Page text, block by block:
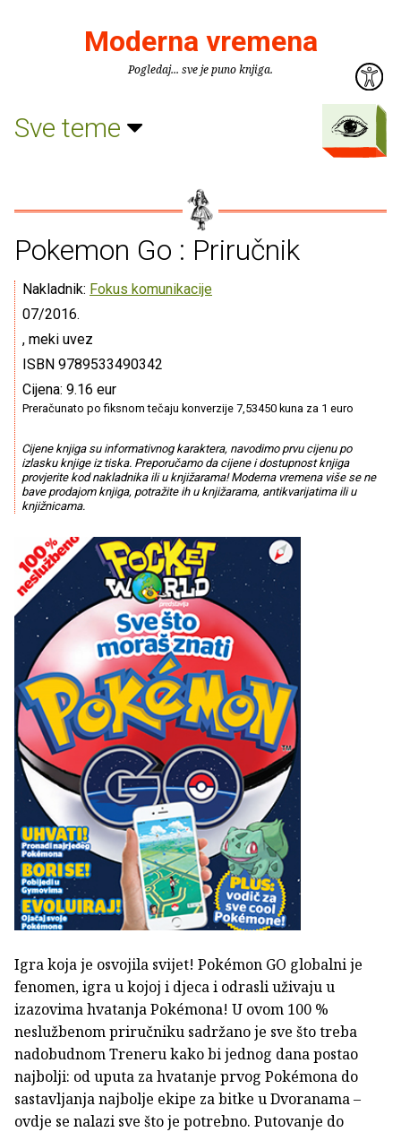
Moderna vremena
Pogledaj... sve je puno knjiga.
Sve teme
Pokemon Go : Priručnik
Nakladnik: Fokus komunikacije
07/2016.
, meki uvez
ISBN 9789533490342
Cijena: 9.16 eur
Preračunato po fiksnom tečaju konverzije 7,53450 kuna za 1 euro
Cijene knjiga su informativnog karaktera, navodimo prvu cijenu po
izlasku knjige iz tiska. Preporučamo da cijene i dostupnost knjiga
provjerite kod nakladnika ili u knjižarama! Moderna vremena više se ne
bave prodajom knjiga, potražite ih u knjižarama, antikvarijatima ili u
knjižnicama.
Igra koja je osvojila svijet! Pokémon GO globalni je
fenomen, igra u kojoj i djeca i odrasli uživaju u
izazovima hvatanja Pokémona! U ovom 100 %
neslužbenom priručniku sadržano je sve što treba
nadobudnom Treneru kako bi jednog dana postao
najbolji: od uputa za hvatanje prvog Pokémona do
sastavljanja najbolje ekipe za bitke u Dvoranama –
ovdje se nalazi sve što je potrebno. Putovanje do